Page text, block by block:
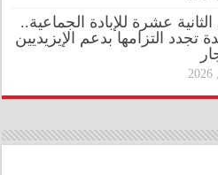
عشرة للإبادة الجماعية..
تجدد التزامها بدعم الإيزيديين